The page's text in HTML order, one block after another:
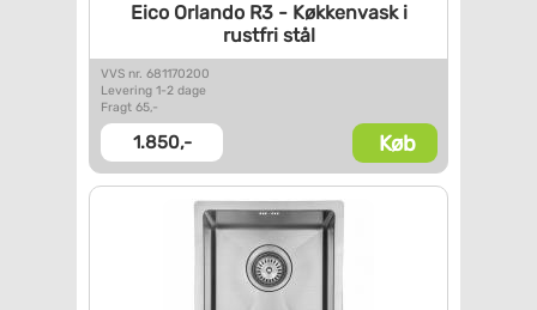
Eico Orlando R3 - Køkkenvask i
rustfri stål
VVS nr. 681170200
Levering 1-2 dage
Fragt 65,-
1.850,- Køb